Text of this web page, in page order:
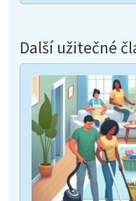
Další užitečné